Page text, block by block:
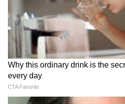
इथिलीन गॅसकडे (Ethylene
आंबे नैसर्गिकरित्या 'इथिलीन'
ज्यामुळे फळं लवकर पिकतात.
आणि कच्च्या कैऱ्या एकत्र ठेवू
इथिलीन वायू सोडतो, तो
पिकवतो आणि त्या सडू
सुद्धा इथिलीन वायू सोडतात,